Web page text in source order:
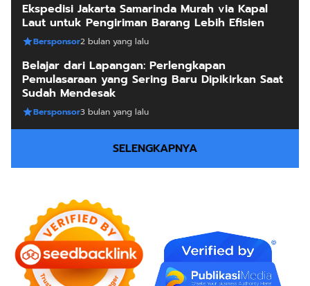
Ekspedisi Jakarta Samarinda Murah via Kapal
Laut untuk Pengiriman Barang Lebih Efisien
Bersponsor2 bulan yang lalu
Belajar dari Lapangan: Perlengkapan
Pemulasaraan yang Sering Baru Dipikirkan Saat
Sudah Mendesak
Bersponsor3 bulan yang lalu
SELENGKAPNYA